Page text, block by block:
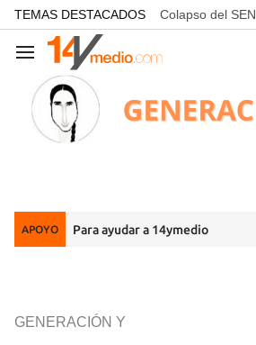
common.go-to-content
TEMAS DESTACADOS Colapso del SEN
Navegación
APOYO Para ayudar a 14ymedio
GENERACIÓN Y